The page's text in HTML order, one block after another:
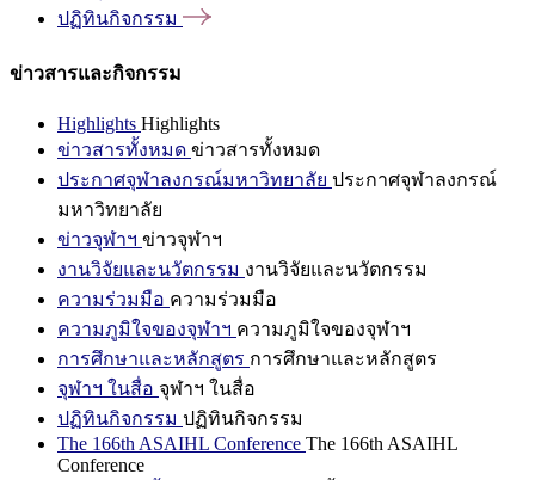
ปฏิทินกิจกรรม
ข่าวสารและกิจกรรม
Highlights Highlights
ข่าวสารทั้งหมด ข่าวสารทั้งหมด
ประกาศจุฬาลงกรณ์มหาวิทยาลัย ประกาศจุฬาลงกรณ์
มหาวิทยาลัย
ข่าวจุฬาฯ ข่าวจุฬาฯ
งานวิจัยและนวัตกรรม งานวิจัยและนวัตกรรม
ความร่วมมือ ความร่วมมือ
ความภูมิใจของจุฬาฯ ความภูมิใจของจุฬาฯ
การศึกษาและหลักสูตร การศึกษาและหลักสูตร
จุฬาฯ ในสื่อ จุฬาฯ ในสื่อ
ปฏิทินกิจกรรม ปฏิทินกิจกรรม
The 166th ASAIHL Conference The 166th ASAIHL
Conference